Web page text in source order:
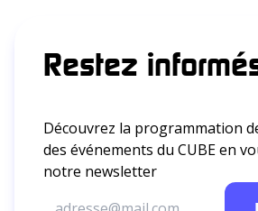
Restez
Découvrez la programmation
des événements du CUBE en
notre newsletter